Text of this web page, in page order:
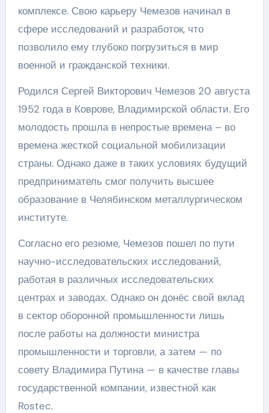
комплексе. Свою карьеру Чемезов начинал в
сфере исследований и разработок, что
позволило ему глубоко погрузиться в мир
военной и гражданской техники.
Родился Сергей Викторович Чемезов 20 августа
1952 года в Коврове, Владимирской области. Его
молодость прошла в непростые времена – во
времена жесткой социальной мобилизации
страны. Однако даже в таких условиях будущий
предприниматель смог получить высшее
образование в Челябинском металлургическом
институте.
Согласно его резюме, Чемезов пошел по пути
научно-исследовательских исследований,
работая в различных исследовательских
центрах и заводах. Однако он донёс свой вклад
в сектор оборонной промышленности лишь
после работы на должности министра
промышленности и торговли, а затем — по
совету Владимира Путина — в качестве главы
государственной компании, известной как
Rostec.